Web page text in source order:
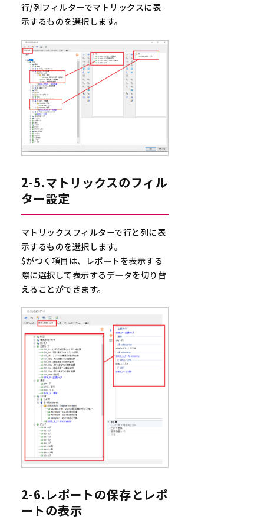
行/列フィルターでマトリックスに表
示するものを選択します。
2-5.マトリックスのフィル
ター設定
マトリックスフィルターで行と列に表
示するものを選択します。
$がつく項目は、レポートを表示する
際に選択して表示するデータを切り替
えることができます。
2-6.レポートの保存とレポ
ートの表示